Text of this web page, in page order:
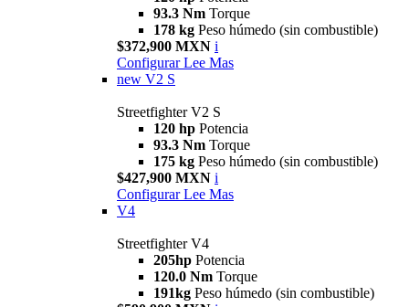
93.3 Nm Torque
178 kg Peso húmedo (sin combustible)
$372,900 MXN i
Configurar Lee Mas
new V2 S
Streetfighter V2 S
120 hp Potencia
93.3 Nm Torque
175 kg Peso húmedo (sin combustible)
$427,900 MXN i
Configurar Lee Mas
V4
Streetfighter V4
205hp Potencia
120.0 Nm Torque
191kg Peso húmedo (sin combustible)